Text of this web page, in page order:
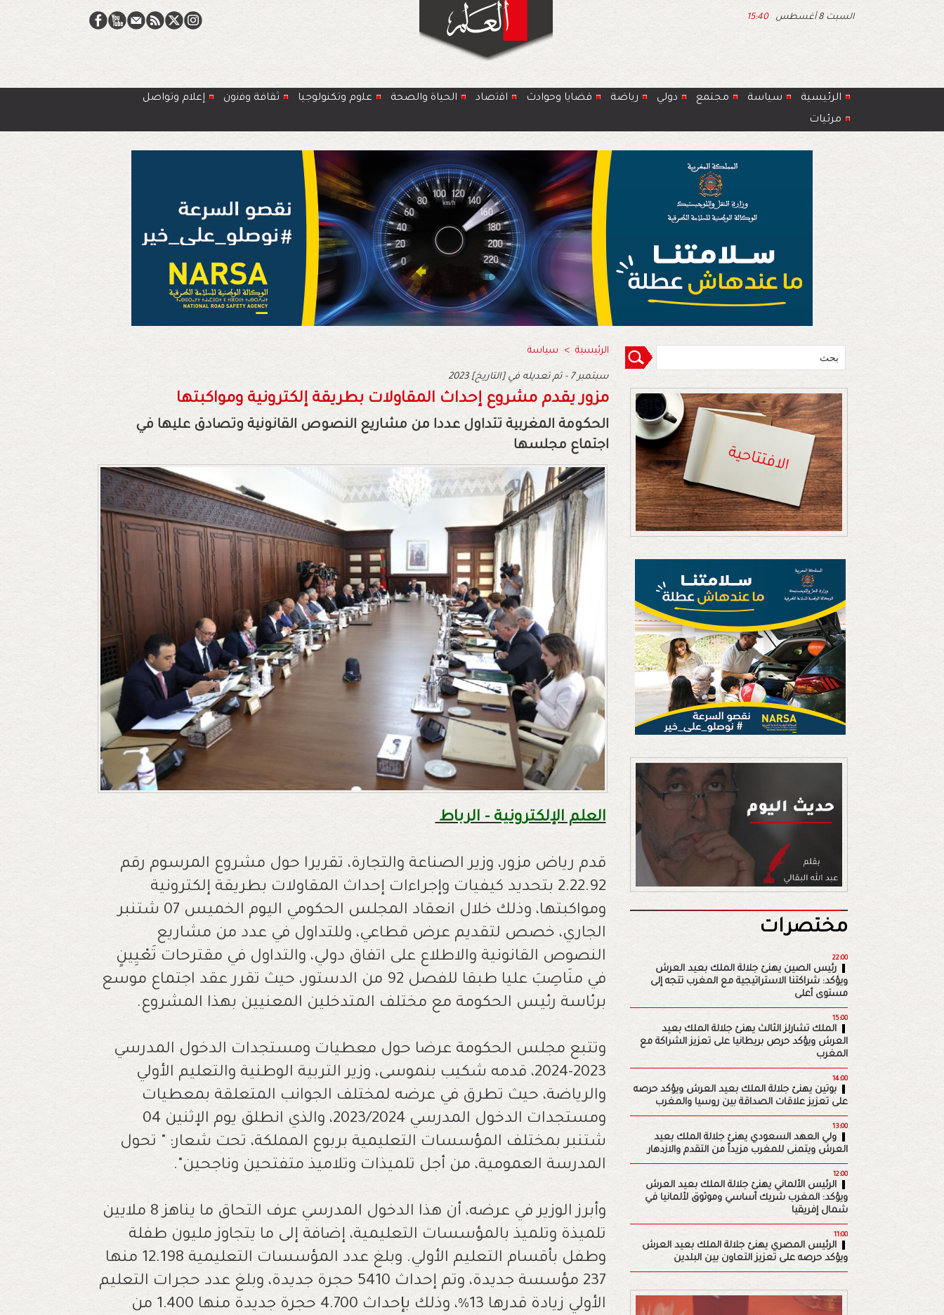
السبت 8 أغسطس 15:40
الرئيسية سياسة مجتمع دولي رياضة قضايا وحوادث اﻗﺗﺻﺎد الحياة والصحة ﻋﻠوم وتكنولوجيا ﺛﻘﺎﻓﺔ وﻓﻧون
إعلام وتواصل
مرئيات
الرئيسية > سياسة
2023 سبتمبر 7 - تم تعديله في [التاريخ]
مزور يقدم مشروع إحداث المقاولات بطريقة إلكترونية ومواكبتها
الحكومة المغربية تتداول عددا من مشاريع النصوص القانونية وتصادق عليها في
اجتماع مجلسها
العلم الإلكترونية - الرباط
قدم رياض مزور، وزير الصناعة والتجارة، تقريرا حول مشروع المرسوم رقم
2.22.92 بتحديد كيفيات وإجراءات إحداث المقاولات بطريقة إلكترونية
ومواكبتها، وذلك خلال انعقاد المجلس الحكومي اليوم الخميس 07 شتنبر
الجاري، خصص لتقديم عرض قطاعي، وللتداول في عدد من مشاريع
النصوص القانونية والاطلاع على اتفاق دولي، والتداول في مقترحات تَعْيِينٍ
في منَاصِبَ عليا طبقا للفصل 92 من الدستور، حيث تقرر عقد اجتماع موسع
برئاسة رئيس الحكومة مع مختلف المتدخلين المعنيين بهذا المشروع.
وتتبع مجلس الحكومة عرضا حول معطيات ومستجدات الدخول المدرسي
2023-2024، قدمه شكيب بنموسى، وزير التربية الوطنية والتعليم الأولي
والرياضة، حيث تطرق في عرضه لمختلف الجوانب المتعلقة بمعطيات
ومستجدات الدخول المدرسي 2023/2024، والذي انطلق يوم الإثنين 04
شتنبر بمختلف المؤسسات التعليمية بربوع المملكة، تحت شعار: " تحول
المدرسة العمومية، من أجل تلميذات وتلاميذ متفتحين وناجحين".
وأبرز الوزير في عرضه، أن هذا الدخول المدرسي عرف التحاق ما يناهز 8 ملايين
تلميذة وتلميذ بالمؤسسات التعليمية، إضافة إلى ما يتجاوز مليون طفلة
وطفل بأقسام التعليم الأولي. وبلغ عدد المؤسسات التعليمية 12.198 منها
237 مؤسسة جديدة، وتم إحداث 5410 حجرة جديدة، وبلغ عدد حجرات التعليم
الأولي زيادة قدرها 13%، وذلك بإحداث 4.700 حجرة جديدة منها 1.400 من
مختصرات
22:00
رئيس الصين يهنئ جلالة الملك بعيد العرش
ويؤكد: شراكتنا الاستراتيجية مع المغرب تتجه إلى
مستوى أعلى
15:00
الملك تشارلز الثالث يهنئ جلالة الملك بعيد
العرش ويؤكد حرص بريطانيا على تعزيز الشراكة مع
المغرب
14:00
بوتين يهنئ جلالة الملك بعيد العرش ويؤكد حرصه
على تعزيز علاقات الصداقة بين روسيا والمغرب
13:00
ولي العهد السعودي يهنئ جلالة الملك بعيد
العرش ويتمنى للمغرب مزيداً من التقدم والازدهار
12:00
الرئيس الألماني يهنئ جلالة الملك بعيد العرش
ويؤكد: المغرب شريك أساسي وموثوق لألمانيا في
شمال إفريقيا
11:00
الرئيس المصري يهنئ جلالة الملك بعيد العرش
ويؤكد حرصه على تعزيز التعاون بين البلدين